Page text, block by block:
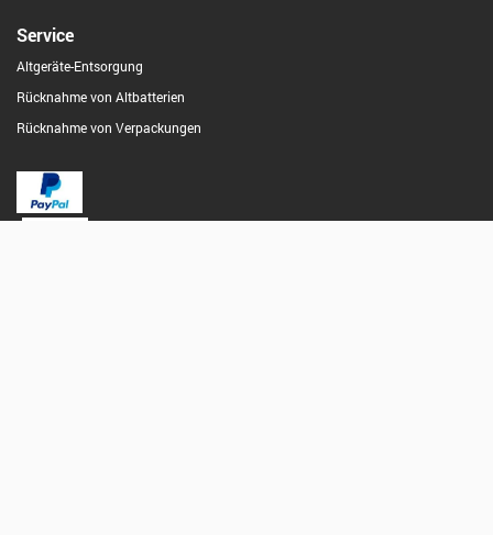
Service
Altgeräte-Entsorgung
Rücknahme von Altbatterien
Rücknahme von Verpackungen